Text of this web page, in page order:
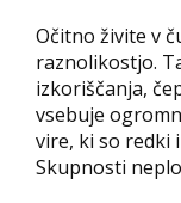
Očitno živite v
raznolikostjo.
izkoriščanja,
vsebuje
vire, ki so redki
Skupnosti